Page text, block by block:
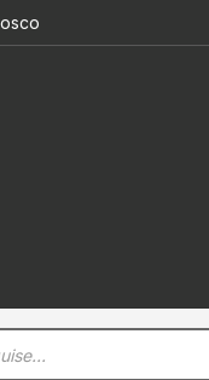
de busca